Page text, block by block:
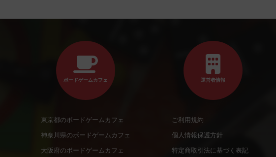
ボードゲームカフェ
東京都のボードゲームカフェ
神奈川県のボードゲームカフェ
大阪府のボードゲームカフェ
運営者情報
ご利用規約
個人情報保護方針
特定商取引法に基づく表記